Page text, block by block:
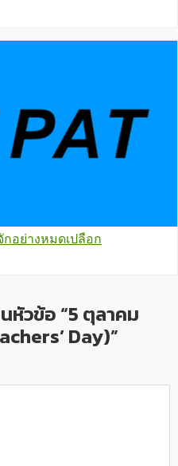
กอย่างหมดเปลือก
หัวข้อ “5 ตุลาคม
Day)”